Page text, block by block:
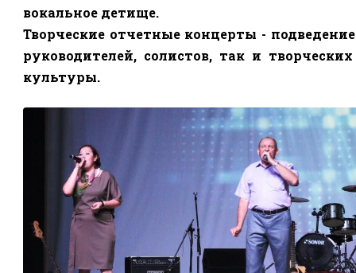
вокальное детище.
Творческие отчетные концерты -
руководителей, солистов, так и
культуры.